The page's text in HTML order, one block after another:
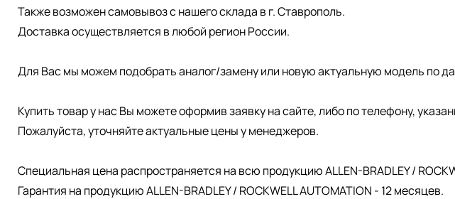
Также возможен самовывоз с нашего склада в г. Ставрополь.
Доставка осуществляется в любой регион России.
Для Вас мы можем подобрать аналог/замену или новую актуальную модель по
Купить товар у нас Вы можете оформив заявку на сайте, либо по телефону,
Пожалуйста, уточняйте актуальные цены у менеджеров.
Специальная цена распространяется на всю продукцию ALLEN-BRADLEY /
Гарантия на продукцию ALLEN-BRADLEY / ROCKWELL AUTOMATION - 12 месяцев.